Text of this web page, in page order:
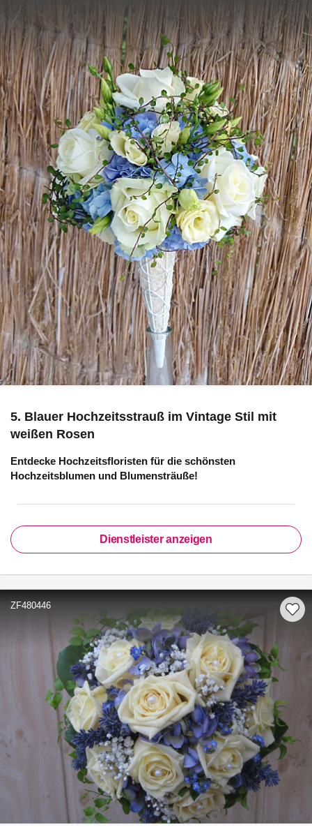
5. Blauer Hochzeitsstrauß im Vintage Stil mit
weißen Rosen
Entdecke Hochzeitsfloristen für die schönsten
Hochzeitsblumen und Blumensträuße!
Dienstleister anzeigen
ZF480446